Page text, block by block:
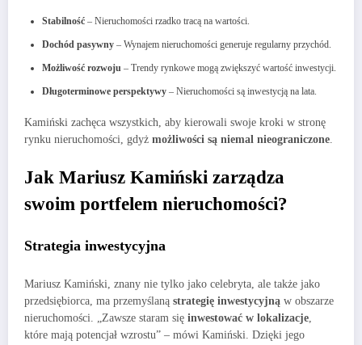
Stabilność – Nieruchomości rzadko tracą na wartości.
Dochód pasywny – Wynajem nieruchomości generuje regularny przychód.
Możliwość rozwoju – Trendy rynkowe mogą zwiększyć wartość inwestycji.
Długoterminowe perspektywy – Nieruchomości są inwestycją na lata.
Kamiński zachęca wszystkich, aby kierowali swoje kroki w stronę
rynku nieruchomości, gdyż możliwości są niemal nieograniczone.
Jak Mariusz Kamiński zarządza
swoim portfelem nieruchomości?
Strategia inwestycyjna
Mariusz Kamiński, znany nie tylko jako celebryta, ale także jako
przedsiębiorca, ma przemyślaną strategię inwestycyjną w obszarze
nieruchomości. „Zawsze staram się inwestować w lokalizacje
które mają potencjał wzrostu” – mówi Kamiński. Dzięki jego